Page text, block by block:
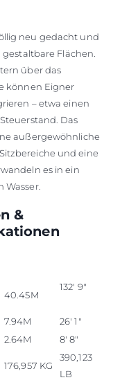
neu gedacht und
Flächen.
über das
können Eigner
– etwa einen
Das
außergewöhnliche
und eine
es in ein
Wasser.
&
40.45M
132' 9"
7.94M
26' 1"
2.64M 8' 8"
176,957 KG
390,123
LB